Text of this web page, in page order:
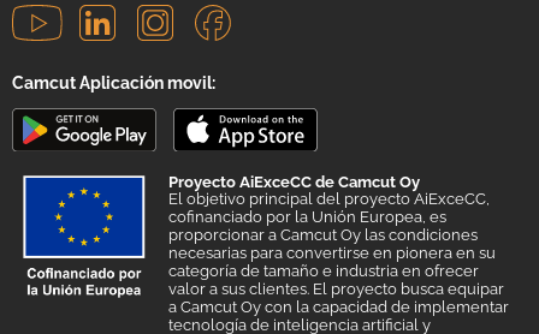
Camcut Aplicación movil:
Proyecto AiExceCC de Camcut Oy
El objetivo principal del proyecto AiExceCC,
cofinanciado por la Unión Europea, es
proporcionar a Camcut Oy las condiciones
necesarias para convertirse en pionera en su
categoría de tamaño e industria en ofrecer
valor a sus clientes. El proyecto busca equipar
a Camcut Oy con la capacidad de implementar
tecnología de inteligencia artificial y